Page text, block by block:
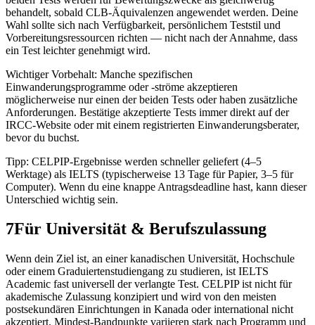
behandelt, sobald CLB-Äquivalenzen angewendet werden. Deine
Wahl sollte sich nach Verfügbarkeit, persönlichem Teststil und
Vorbereitungsressourcen richten — nicht nach der Annahme, dass
ein Test leichter genehmigt wird.
Wichtiger Vorbehalt: Manche spezifischen
Einwanderungsprogramme oder -ströme akzeptieren
möglicherweise nur einen der beiden Tests oder haben zusätzliche
Anforderungen. Bestätige akzeptierte Tests immer direkt auf der
IRCC-Website oder mit einem registrierten Einwanderungsberater,
bevor du buchst.
Tipp: CELPIP-Ergebnisse werden schneller geliefert (4–5
Werktage) als IELTS (typischerweise 13 Tage für Papier, 3–5 für
Computer). Wenn du eine knappe Antragsdeadline hast, kann dieser
Unterschied wichtig sein.
7Für Universität & Berufszulassung
Wenn dein Ziel ist, an einer kanadischen Universität, Hochschule
oder einem Graduiertenstudiengang zu studieren, ist IELTS
Academic fast universell der verlangte Test. CELPIP ist nicht für
akademische Zulassung konzipiert und wird von den meisten
postsekundären Einrichtungen in Kanada oder international nicht
akzeptiert. Mindest-Bandpunkte variieren stark nach Programm und